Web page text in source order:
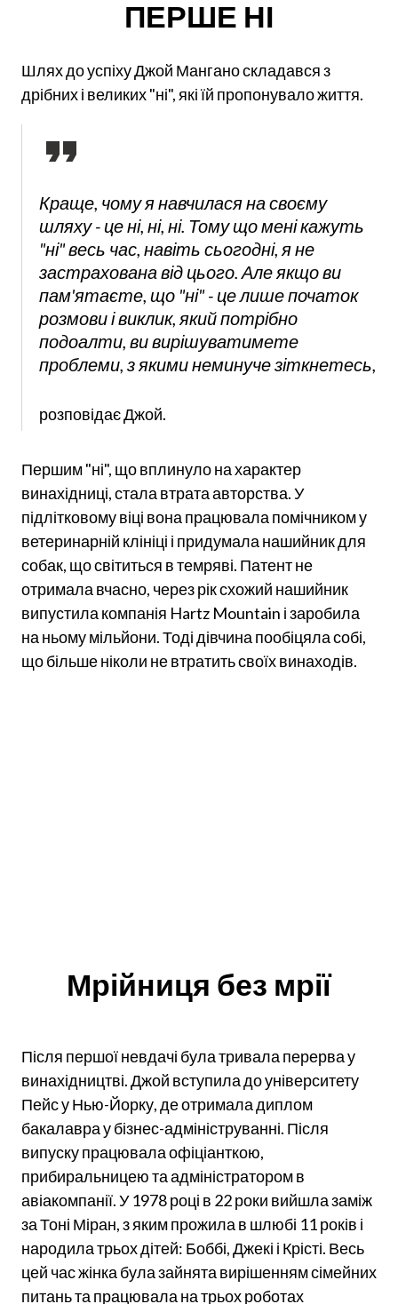
ПЕРШЕ НІ
Шлях до успіху Джой Мангано складався з
дрібних і великих "ні", які їй пропонувало життя.
Краще, чому я навчилася на своєму
шляху - це ні, ні, ні. Тому що мені кажуть
"ні" весь час, навіть сьогодні, я не
застрахована від цього. Але якщо ви
пам'ятаєте, що "ні" - це лише початок
розмови і виклик, який потрібно
подоалти, ви вирішуватимете
проблеми, з якими неминуче зіткнетесь,
розповідає Джой.
Першим "ні", що вплинуло на характер
винахідниці, стала втрата авторства. У
підлітковому віці вона працювала помічником у
ветеринарній клініці і придумала нашийник для
собак, що світиться в темряві. Патент не
отримала вчасно, через рік схожий нашийник
випустила компанія Hartz Mountain і заробила
на ньому мільйони. Тоді дівчина пообіцяла собі,
що більше ніколи не втратить своїх винаходів.
Мрійниця без мрії
Після першої невдачі була тривала перерва у
винахідництві. Джой вступила до університету
Пейс у Нью-Йорку, де отримала диплом
бакалавра у бізнес-адмініструванні. Після
випуску працювала офіціанткою,
прибиральницею та адміністратором в
авіакомпанії. У 1978 році в 22 роки вийшла заміж
за Тоні Міран, з яким прожила в шлюбі 11 років і
народила трьох дітей: Боббі, Джекі і Крісті. Весь
цей час жінка була зайнята вирішенням сімейних
питань та працювала на трьох роботах